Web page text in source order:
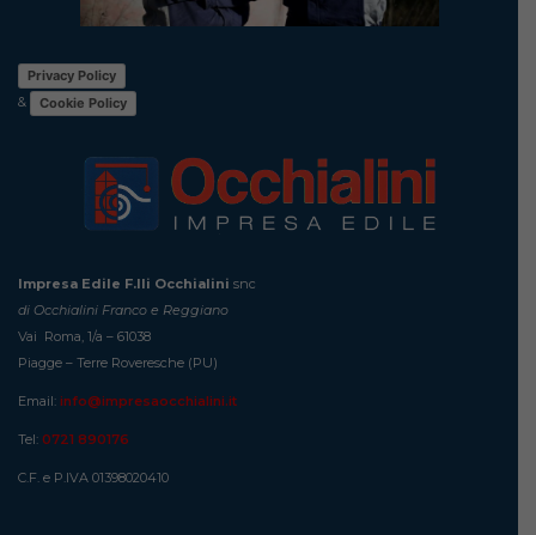
Privacy Policy
&
Cookie Policy
Impresa Edile F.lli Occhialini snc
di Occhialini Franco e Reggiano
Vai Roma, 1/a – 61038
Piagge – Terre Roveresche (PU)
Email: info@impresaocchialini.it
Tel: 0721 890176
C.F. e P.IVA 01398020410